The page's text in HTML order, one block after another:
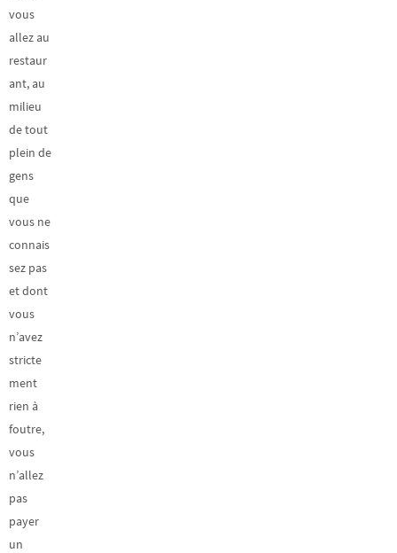
vous
allez au
restaur
ant, au
milieu
de tout
plein de
gens
que
vous ne
connais
sez pas
et dont
vous
n’avez
stricte
ment
rien à
foutre,
vous
n’allez
pas
payer
un